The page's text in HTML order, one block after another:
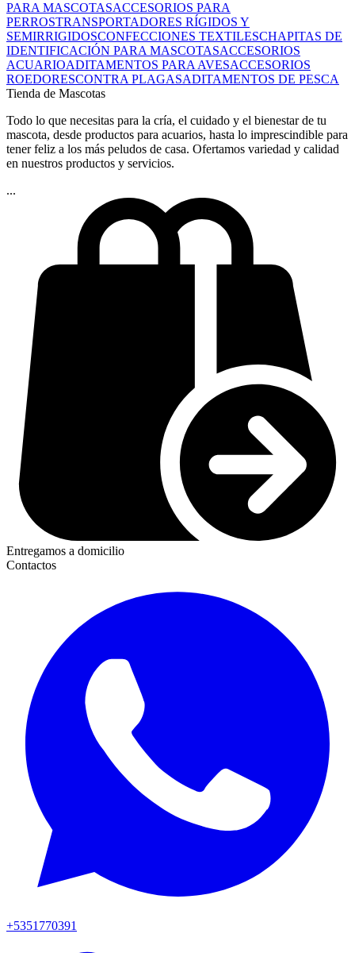
PARA MASCOTASACCESORIOS PARA
PERROSTRANSPORTADORES RÍGIDOS Y
SEMIRRIGIDOSCONFECCIONES TEXTILESCHAPITAS DE
IDENTIFICACIÓN PARA MASCOTASACCESORIOS
ACUARIOADITAMENTOS PARA AVESACCESORIOS
ROEDORESCONTRA PLAGASADITAMENTOS DE PESCA
Tienda de Mascotas
Todo lo que necesitas para la cría, el cuidado y el bienestar de tu
mascota, desde productos para acuarios, hasta lo imprescindible para
tener feliz a los más peludos de casa. Ofertamos variedad y calidad
en nuestros productos y servicios.
...
Entregamos a domicilio
Contactos
+5351770391